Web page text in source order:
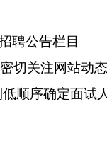
聘公告栏目
切关注网站动
顺序确定面试